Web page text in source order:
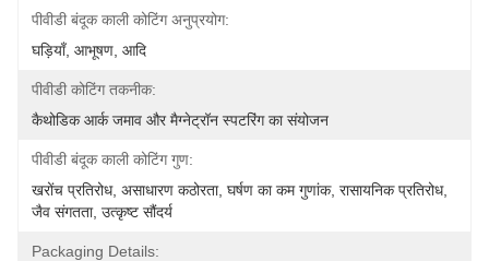
पीवीडी बंदूक काली कोटिंग अनुप्रयोग:
घड़ियाँ, आभूषण, आदि
पीवीडी कोटिंग तकनीक:
कैथोडिक आर्क जमाव और मैग्नेट्रॉन स्पटरिंग का संयोजन
पीवीडी बंदूक काली कोटिंग गुण:
खरोंच प्रतिरोध, असाधारण कठोरता, घर्षण का कम गुणांक, रासायनिक प्रतिरोध,
जैव संगतता, उत्कृष्ट सौंदर्य
Packaging Details: